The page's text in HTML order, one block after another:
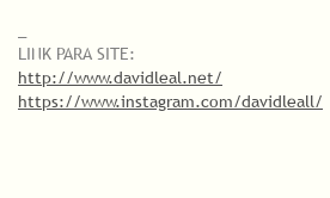
LINK PARA SITE:
http://www.davidleal.net/​
https://www.instagram.com/davidleall/